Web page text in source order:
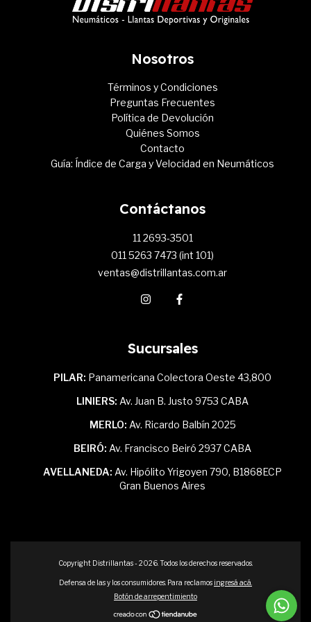
Nosotros
Términos y Condiciones
Preguntas Frecuentes
Política de Devolución
Quiénes Somos
Contacto
Guía: Índice de Carga y Velocidad en Neumáticos
Contáctanos
11 2693-3501
011 5263 7473 (int 101)
ventas@distrillantas.com.ar
Sucursales
PILAR: Panamericana Colectora Oeste 43,800
LINIERS: Av. Juan B. Justo 9753 CABA
MERLO: Av. Ricardo Balbín 2025
BEIRÓ: Av. Francisco Beiró 2937 CABA
AVELLANEDA: Av. Hipólito Yrigoyen 790, B1868ECP
Gran Buenos Aires
Copyright Distrillantas - 2026. Todos los derechos reservados.
Defensa de las y los consumidores. Para reclamos ingresá acá.
Botón de arrepentimiento